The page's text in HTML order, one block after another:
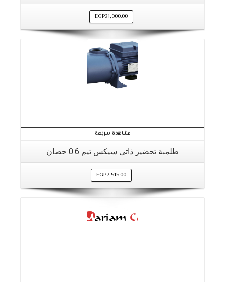
EGP21,000.00
مشاهدة سريعة
طلمبة تحضير ذاتى سيكس تيم 0.6 حصان
EGP7,515.00